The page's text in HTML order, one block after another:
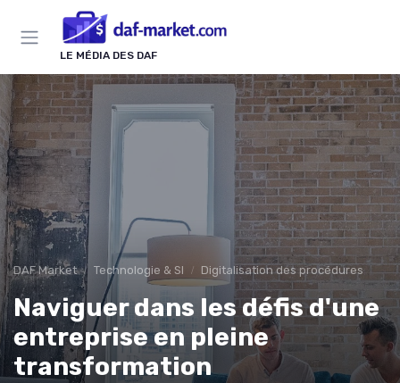
LE MÉDIA DES DAF
DAF Market Technologie & SI Digitalisation des procédures
Naviguer dans les défis d'une
entreprise en pleine
transformation
Panneau de gestion des cookies